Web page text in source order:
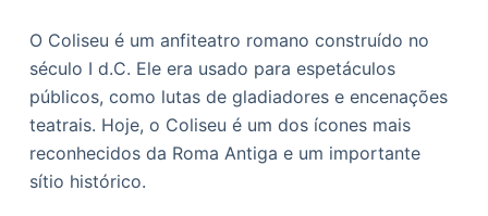
O Coliseu é um anfiteatro romano construído no
século I d.C. Ele era usado para espetáculos
públicos, como lutas de gladiadores e encenações
teatrais. Hoje, o Coliseu é um dos ícones mais
reconhecidos da Roma Antiga e um importante
sítio histórico.